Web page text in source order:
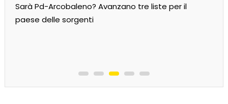
Sarà Pd-Arcobaleno? Avanzano tre liste per il
paese delle sorgenti